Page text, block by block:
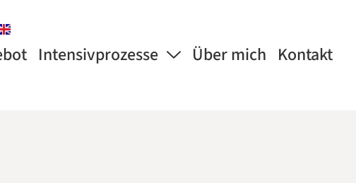
Intensivprozesse Über mich Kontakt